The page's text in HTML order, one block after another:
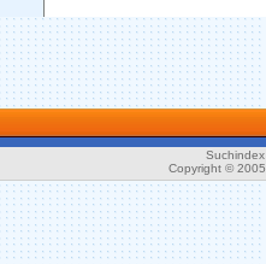
Copyright ©